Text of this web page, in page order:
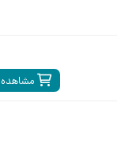
مشاهده